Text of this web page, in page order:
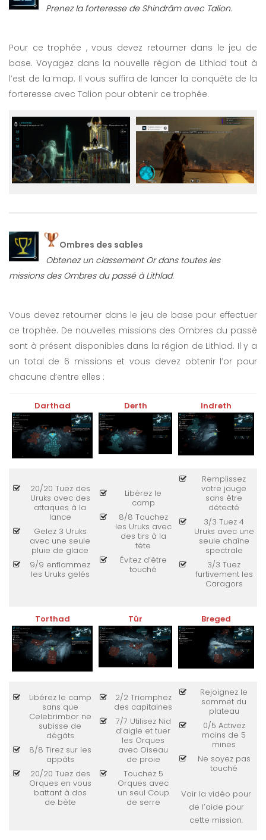
Prenez la forteresse de Shindrâm avec Talion.
Pour ce trophée , vous devez retourner dans le jeu de
base. Voyagez dans la nouvelle région de Lithlad tout à
l’est de la map. Il vous suffira de lancer la conquête de la
forteresse avec Talion pour obtenir ce trophée.
Ombres des sables
Obtenez un classement Or dans toutes les
missions des Ombres du passé à Lithlad.
Vous devez retourner dans le jeu de base pour effectuer
ce trophée. De nouvelles missions des Ombres du passé
sont à présent disponibles dans la région de Lithlad. Il y a
un total de 6 missions et vous devez obtenir l’or pour
chacune d’entre elles :
Darthad Derth Indreth
20/20 Tuez des
Uruks avec des
attaques à la
lance
Gelez 3 Uruks
avec une seule
pluie de glace
9/9 enflammez
les Uruks gelés
Libérez le
camp
8/8 Touchez
les Uruks avec
des tirs à la
tête
Évitez d’être
touché
Remplissez
votre jauge
sans être
détecté
3/3 Tuez 4
Uruks avec une
seule chaîne
spectrale
3/3 Tuez
furtivement les
Caragors
Torthad Tûr Breged
Libérez le camp
sans que
Celebrimbor ne
subisse de
dégâts
8/8 Tirez sur les
appâts
20/20 Tuez des
Orques en vous
battant à dos
de bête
2/2 Triomphez
des capitaines
7/7 Utilisez Nid
d’aigle et tuer
les Orques
avec Oiseau
de proie
Touchez 5
Orques avec
un seul Coup
de serre
Rejoignez le
sommet du
plateau
0/5 Activez
moins de 5
mines
Ne soyez pas
touché
Voir la vidéo pour
de l’aide pour
cette mission.